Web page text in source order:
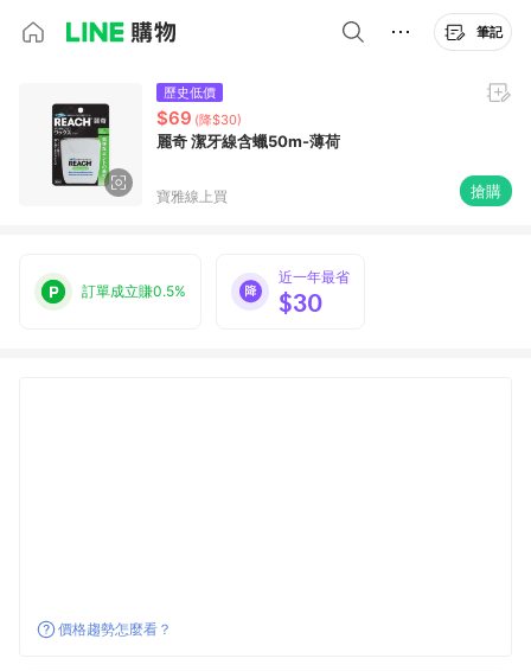
筆記
歷史低價
$69 (降$30)
麗奇 潔牙線含蠟50m-薄荷
寶雅線上買 搶購
訂單成立賺0.5%
近一年最省
$30
價格趨勢怎麼看？